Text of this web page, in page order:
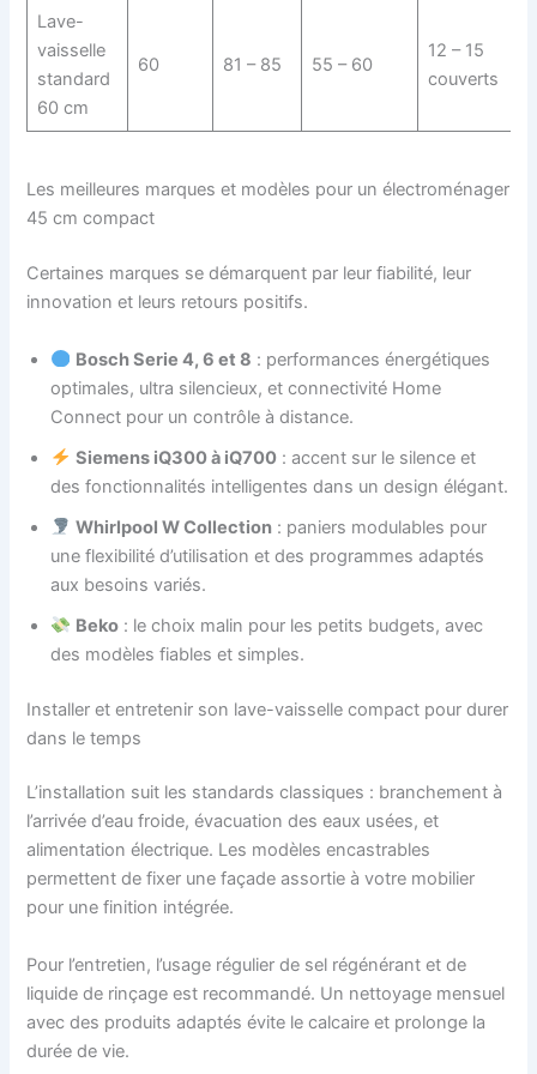
Lave-
vaisselle
standard
60 cm
60 81 – 85 55 – 60
12 – 15
couverts
Les meilleures marques et modèles pour un électroménager
45 cm compact
Certaines marques se démarquent par leur fiabilité, leur
innovation et leurs retours positifs.
Bosch Serie 4, 6 et 8 : performances énergétiques
optimales, ultra silencieux, et connectivité Home
Connect pour un contrôle à distance.
Siemens iQ300 à iQ700 : accent sur le silence et
des fonctionnalités intelligentes dans un design élégant.
Whirlpool W Collection : paniers modulables pour
une flexibilité d’utilisation et des programmes adaptés
aux besoins variés.
Beko : le choix malin pour les petits budgets, avec
des modèles fiables et simples.
Installer et entretenir son lave-vaisselle compact pour durer
dans le temps
L’installation suit les standards classiques : branchement à
l’arrivée d’eau froide, évacuation des eaux usées, et
alimentation électrique. Les modèles encastrables
permettent de fixer une façade assortie à votre mobilier
pour une finition intégrée.
Pour l’entretien, l’usage régulier de sel régénérant et de
liquide de rinçage est recommandé. Un nettoyage mensuel
avec des produits adaptés évite le calcaire et prolonge la
durée de vie.